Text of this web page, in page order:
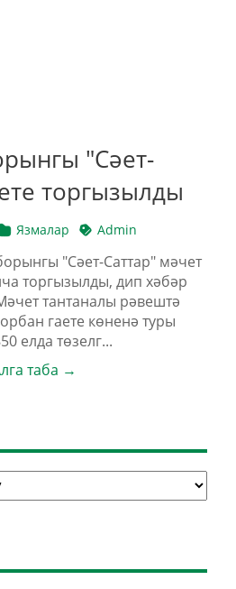
"Сәет-
торгызылды
Язмалар Admin
"Сәет-Саттар" мәчет
торгызылды, дип хәбәр
тантаналы рәвештә
гаете көненә туры
елда төзелг...
таба →